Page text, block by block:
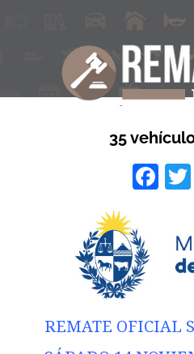
35
REMATE OFICIAL